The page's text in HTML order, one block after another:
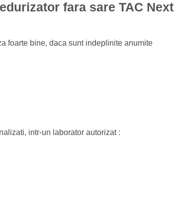
fara sare TAC Next
foarte bine, daca sunt indeplinite anumite
intr-un laborator autorizat :